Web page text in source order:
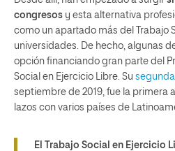
congresos y esta alternativa
como un apartado más del Trabajo
universidades. De hecho, algunas
opción financiando gran parte del
Social en Ejercicio Libre. Su
septiembre de 2019, fue la primera
lazos con varios países de
El Trabajo Social en Ejercicio